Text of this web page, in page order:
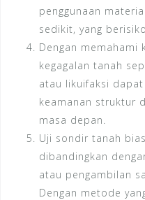
penggunaan
sedikit, yang
Dengan
kegagalan tanah
atau likuifaksi
keamanan struktur
masa depan.
Uji sondir tanah
dibandingkan
atau pengambilan
Dengan metode